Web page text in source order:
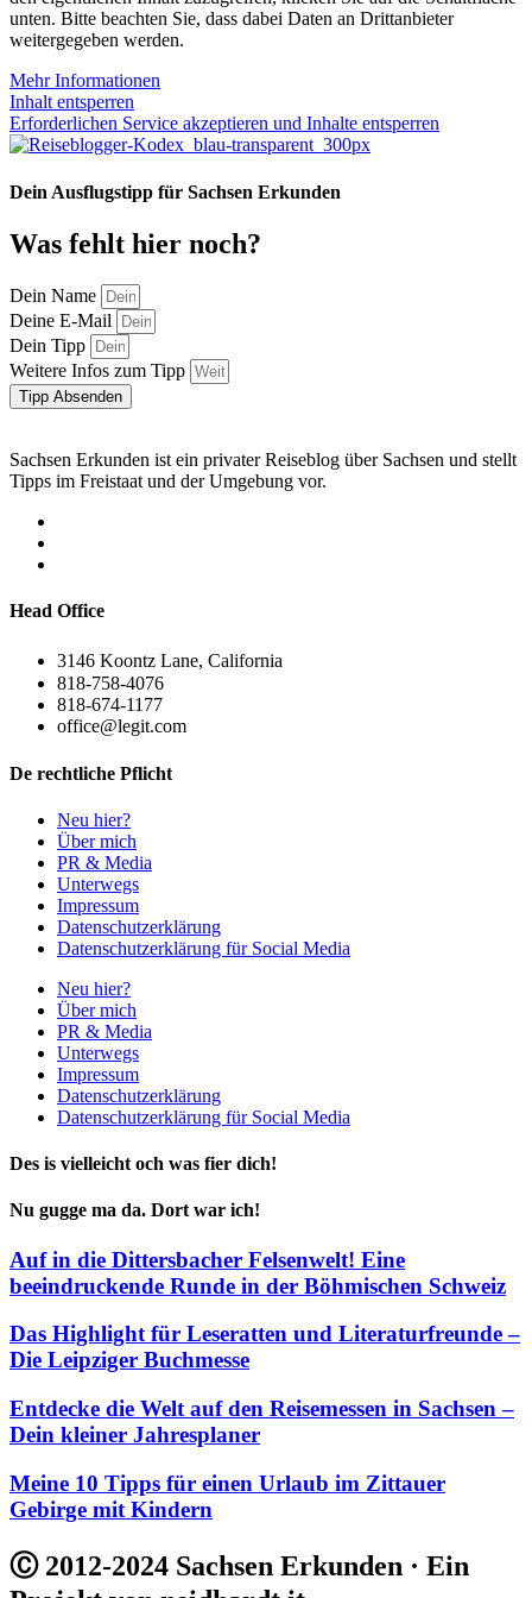
unten. Bitte beachten Sie, dass dabei Daten an Drittanbieter
weitergegeben werden.
Mehr Informationen
Inhalt entsperren
Erforderlichen Service akzeptieren und Inhalte entsperren
Dein Ausflugstipp für Sachsen Erkunden
Was fehlt hier noch?
Dein Name
Deine E-Mail
Dein Tipp
Weitere Infos zum Tipp
Tipp Absenden
Sachsen Erkunden ist ein privater Reiseblog über Sachsen und stellt
Tipps im Freistaat und der Umgebung vor.
Head Office
3146 Koontz Lane, California
818-758-4076
818-674-1177
office@legit.com
De rechtliche Pflicht
Neu hier?
Über mich
PR & Media
Unterwegs
Impressum
Datenschutzerklärung
Datenschutzerklärung für Social Media
Neu hier?
Über mich
PR & Media
Unterwegs
Impressum
Datenschutzerklärung
Datenschutzerklärung für Social Media
Des is vielleicht och was fier dich!
Nu gugge ma da. Dort war ich!
Auf in die Dittersbacher Felsenwelt! Eine
beeindruckende Runde in der Böhmischen Schweiz
Das Highlight für Leseratten und Literaturfreunde –
Die Leipziger Buchmesse
Entdecke die Welt auf den Reisemessen in Sachsen –
Dein kleiner Jahresplaner
Meine 10 Tipps für einen Urlaub im Zittauer
Gebirge mit Kindern
Ⓒ 2012-2024 Sachsen Erkunden · Ein